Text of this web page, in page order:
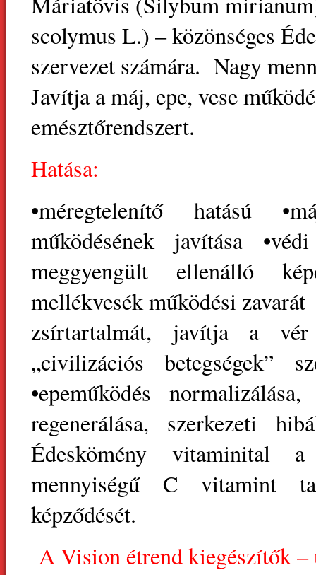
scolymus L.) – közönséges
szervezet számára. Nagy
Javítja a máj, epe, vese
emésztőrendszert.
Hatása:
•méregtelenítő hatású
működésének javítása
meggyengült ellenálló
mellékvesék működési
zsírtartalmát, javítja a
„civilizációs betegségek”
•epeműködés
regenerálása, szerkezeti
Édeskömény vitaminital
mennyiségű C vitamint
képződését.
A Vision étrend kiegészítők –